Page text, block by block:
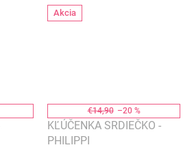
Akcia
€14,90 –20 %
KĽÚČENKA SRDIEČKO -
PHILIPPI